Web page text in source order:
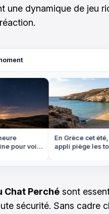
une dynamique de jeu
pour voir
En Grèce cet été,
appli piège les
Chat Perché sont
sécurité. Sans cadre